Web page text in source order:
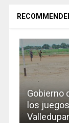
los
Valledupar